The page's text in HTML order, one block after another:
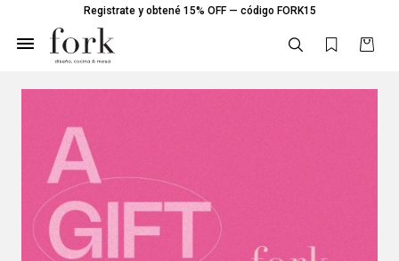
Registrate y obtené 15% OFF — código FORK15
